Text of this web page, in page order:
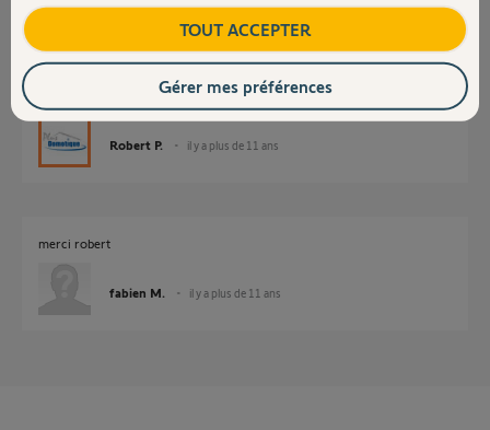
Votre télécommande est une On/Off + zones (réf. 1875065), ce n'est pas
1875066) pour piloter votre garage.
Robert P. il y a plus de 11 ans
merci robert
fabien M. il y a plus de 11 ans
TOUT ACCEPTER
Gérer mes préférences